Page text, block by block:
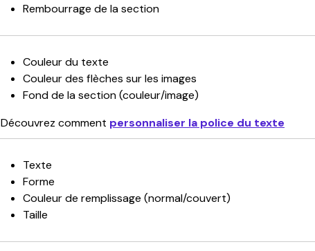
Rembourrage de la section
Couleur du texte
Couleur des flèches sur les images
Fond de la section (couleur/image)
Découvrez comment personnaliser la police du texte
Texte
Forme
Couleur de remplissage (normal/couvert)
Taille